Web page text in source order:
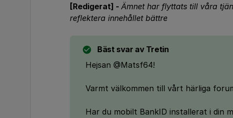
[Redigerat] - Ämnet har flyttats till våra
reflektera innehållet bättre
Bäst svar av Tretin
Hejsan @Matsf64!
Varmt välkommen till vårt härliga
Har du mobilt BankID installerat i din